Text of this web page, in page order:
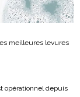
meilleures levures
opérationnel depuis